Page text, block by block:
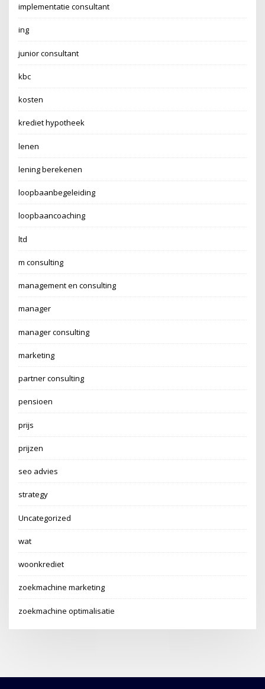
implementatie consultant
ing
junior consultant
kbc
kosten
krediet hypotheek
lenen
lening berekenen
loopbaanbegeleiding
loopbaancoaching
ltd
m consulting
management en consulting
manager
manager consulting
marketing
partner consulting
pensioen
prijs
prijzen
seo advies
strategy
Uncategorized
wat
woonkrediet
zoekmachine marketing
zoekmachine optimalisatie